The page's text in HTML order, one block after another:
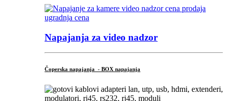
Napajanja za video nadzor
Čoperska napajanja - BOX napajanja